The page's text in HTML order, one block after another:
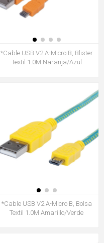
*Cable USB V2 A-Micro B, Blister
Textil 1.0M Naranja/Azul
*Cable USB V2 A-Micro B, Bolsa
Textil 1.0M Amarillo/Verde